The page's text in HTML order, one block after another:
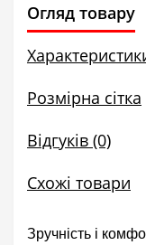
Огляд товару
Розмірна сітка
Відгуків (0)
Схожі товари
Зручність і